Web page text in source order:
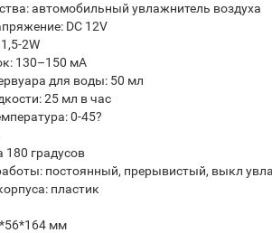
автомобильный увлажнитель воздуха
DC 12V
2W
130–150 мА
для воды: 50 мл
25 мл в час
0-45?
180 градусов
постоянный, прерывистый, выкл
пластик
мм